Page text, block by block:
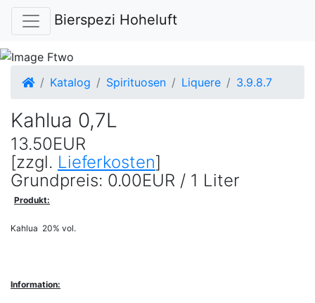
Bierspezi Hoheluft
Startseite
Katalog Spirituosen Liquere 3.9.8.7
Kahlua 0,7L
13.50EUR
[zzgl. Lieferkosten]
Grundpreis: 0.00EUR / 1 Liter
Produkt:
Kahlua 20% vol.
Information: